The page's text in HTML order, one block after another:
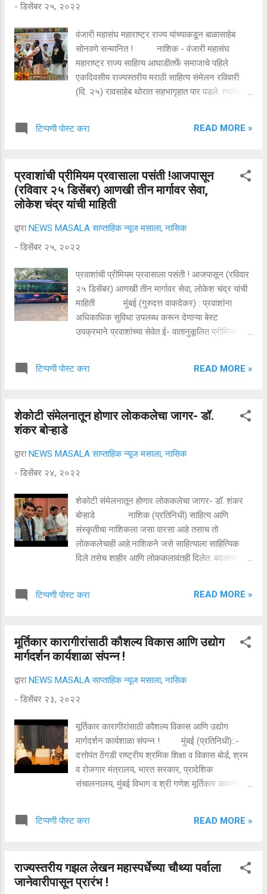
शासकीय कार्यालयांमध्ये संप करून कामकाज बंद करण्याचा
कर्मचार्‍यांनी दिला आहे. राज्य सरकारी गट ड (चतुर्थश्रेणी)
कर्मचारी मध्यवर्ती महासंघाच्या वतीने मुंबईत कामा
रुग्णालयात ही निदर्शने करण्यात आली तर ...
- डिसेंबर २५, २०२२
वंजारी महासंघ महाराष्ट्र राज्य यांच्याकडून बाळासाहेब
सोनवणे सन्मानित ! नाशिक - वंजारी महासंघ
महाराष्ट्र राज्य साहित्य आघाडीतर्फे समाजाचे पहिले
एकदिवसीय राज्यस्तरीय मराठी साहित्य संमेलन रविवारी
(दि. २५) रावसाहेब थोरात सहभागृहात पार पडले. त्यावेळी
आला. यावेळी संमेलन अध्यक्ष प्रा.वा. ना.आंधळे. समवेत संत
साहित्यिक बाबाराव मुसळे, वंजारी महासंघाचे संस्थापक
अध्यक्ष गणेश खाडे, तसेच डॉ. लक्षराज सानप, मुंबई येथील
डॉ. विजय दहिफळे, राष्ट्रवादीचे जिल्हाध्यक्ष कोंडाजी मामा
टिप्पणी पोस्ट करा READ MORE »
प्रवाशांची प्रीमियम प्रवासाला पसंती !आजपासून
(रविवार २५ डिसेंबर) आणखी तीन मार्गावर सेवा,
लोकेश चंद्र यांची माहिती
द्वाराNEWS MASALA साप्ताहिक न्यूज मसाला, नासिक
- डिसेंबर २५, २०२२
प्रवाशांची प्रीमियम प्रवासाला पसंती ! आजपासून (रविवार
२५ डिसेंबर) आणखी तीन मार्गावर सेवा, लोकेश चंद्र यांची
माहिती मुंबई (गुरुदत्त वाकदेकर) : प्रवाशांना
अधिकाधिक सुविधा उपलब्ध करून देणाऱ्या बेस्ट
उपक्रमाने प्रवाशांच्या सेवेत ई- वातानुकूलित प्रीमियम
प्रवास करत असून, ठाणे ते बीकेसी, वांद्रे स्थानक पूर्व ते
यांनी सांगितले. दरम्यान, प्रीमियम बस सेवेला पसंती बघता
ओला-उबेरपेक्षा स्वस्त, आरामदायी, गारेगार प्रवास करता
यावा म्हणून बेस्ट उपक्रमाने प्रीमियम बसेस प्रवाशांच्या
बोकेसी दरम्यान, १२ डिसेंबरपासून प्रीमियम बससेवा
प्रवाशांच्या सेवेत रस्त्यावर धावू लागली आहे. १...
टिप्पणी पोस्ट करा READ MORE »
शेकोटी संमेलनातून होणार लोककलेचा जागर- डॉ.
शंकर बोऱ्हाडे
द्वाराNEWS MASALA साप्ताहिक न्यूज मसाला, नासिक
- डिसेंबर २४, २०२२
शेकोटी संमेलनातून होणार लोककलेचा जागर- डॉ. शंकर
बोऱ्हाडे नाशिक (प्रतिनिधी) साहित्य आणि
संस्कृतीचा नाशिकला जसा वारसा आहे तसाच तो
लोककलेचाही आहे.नाशिकने जसे साहित्याला साहित्यिक
दिले तसेच शाहीर आणि लोककलावंतही दिलेत. बदलत्या
सुरेश पवार यांनी यासाठी अनोखे पाऊल उचलले आहे.
शेकोटी संमेलनाचे आयोजन केले असून या संमेलनातून
लोककलांचा जागर होणार आहे. या पहिल्या वहिल्या
अभिमान वाटतो असे प्रतिपादन सुप्रसिद्ध साहित्यिक व
समीक्षक डॉ. शंकर बोऱ्हाडे यांनी केले. ते भावबंधन मंगल
झाल्याच्या प्रित्यर्थ आयोजित सत्कार सोहळ्यात सत्काराला
उत्तर देताना बोलत होते. मंचावर शेकोटी साहित्य संमेलनाचे
निमंत्रक आर्कि. बाळासाहेब मगर, सावाना चे पदाधिकारी
जयप्रकाश जातेगावकर, संजय ...
टिप्पणी पोस्ट करा READ MORE »
मूर्तिकार कारागीरांसाठी कौशल्य विकास आणि उद्योग
मार्गदर्शन कार्यशाळा संपन्न !
द्वाराNEWS MASALA साप्ताहिक न्यूज मसाला, नासिक
- डिसेंबर २३, २०२२
मूर्तिकार कारागीरांसाठी कौशल्य विकास आणि उद्योग
मार्गदर्शन कार्यशाळा संपन्न ! मुंबई (प्रतिनिधी)::-
दत्तोपंत ठेंगडी राष्ट्रीय श्रमिक शिक्षा व विकास बोर्ड, श्रम
व रोजगार मंत्रालय, भारत सरकार, प्रादेशिक
संचालनालय, मुंबई विभाग व श्री गणेश मूर्तिकार कामगार
कार्यशाळा' पु. ल. देशपांडे कला अकादमी, मिनी थिएटर,
बोर्डाचे राष्ट्रीय सदस्य सुधाकर अपराज, सल्लागार
समितीचे अध्यक्ष रवींद्र पुरोहित, स्वावलंबी भारत अभियानाचे
टिप्पणी पोस्ट करा READ MORE »
राज्यस्तरीय गझल लेखन महास्पर्धेच्या चौथ्या पर्वाला
जानेवारीपासून प्रारंभ !